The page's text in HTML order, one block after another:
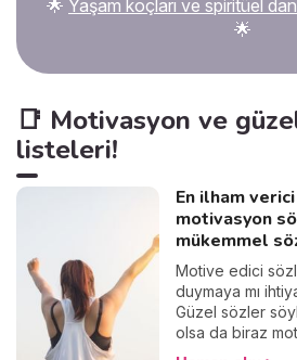
🌟 Yaşam koçları ve spiritüel
🌟
📑 Motivasyon ve
listeleri!
En ilham verici
motivasyon
mükemmel
Motive edici
duymaya mı
Güzel sözler
olsa da biraz
olsa mı